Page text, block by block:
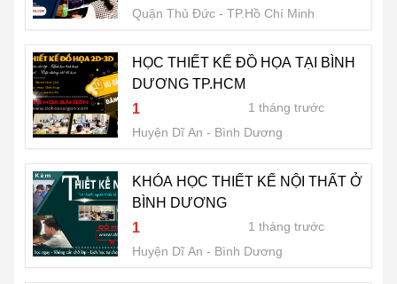
Quận Thủ Đức
TP.Hồ Chí Minh
HỌC THIẾT KẾ ĐỒ HỌA TẠI BÌNH
DƯƠNG TP.HCM
1
1 tháng trước
Huyện Dĩ An
Bình Dương
KHÓA HỌC THIẾT KẾ NỘI THẤT Ở
BÌNH DƯƠNG
1
1 tháng trước
Huyện Dĩ An
Bình Dương